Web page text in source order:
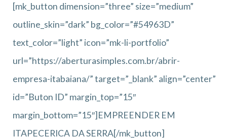
[mk_button dimension=”three” size=”medium”
outline_skin=”dark” bg_color=”#54963D”
text_color=”light” icon=”mk-li-portfolio”
url=”https://aberturasimples.com.br/abrir-
empresa-itabaiana/” target=”_blank” align=”center”
id=”Buton ID” margin_top=”15″
margin_bottom=”15″]EMPREENDER EM
ITAPECERICA DA SERRA[/mk_button]